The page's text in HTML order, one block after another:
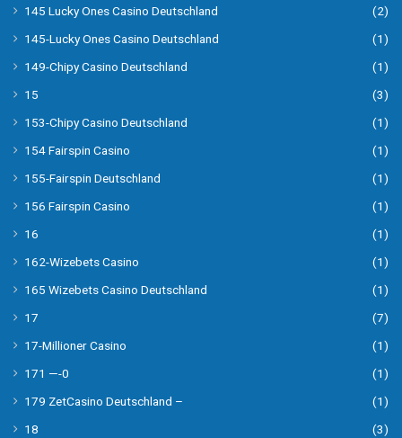
145 Lucky Ones Casino Deutschland
(2)
145-Lucky Ones Casino Deutschland
(1)
149-Chipy Casino Deutschland
(1)
15
(3)
153-Chipy Casino Deutschland
(1)
154 Fairspin Casino
(1)
155-Fairspin Deutschland
(1)
156 Fairspin Casino
(1)
16
(1)
162-Wizebets Casino
(1)
165 Wizebets Casino Deutschland
(1)
17
(7)
17-Millioner Casino
(1)
171 —-0
(1)
179 ZetCasino Deutschland –
(1)
18
(3)